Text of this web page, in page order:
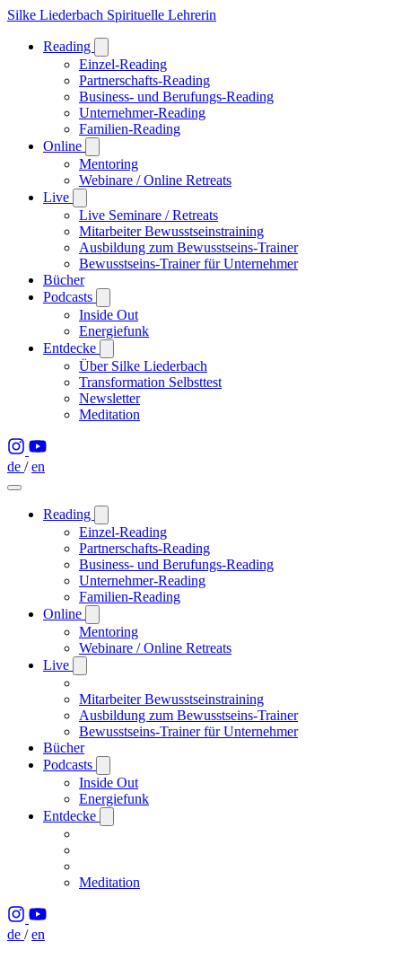
Silke Liederbach Spirituelle Lehrerin
Reading
Einzel-Reading
Partnerschafts-Reading
Business- und Berufungs-Reading
Unternehmer-Reading
Familien-Reading
Online
Mentoring
Webinare / Online Retreats
Live
Live Seminare / Retreats
Mitarbeiter Bewusstseinstraining
Ausbildung zum Bewusstseins-Trainer
Bewusstseins-Trainer für Unternehmer
Bücher
Podcasts
Inside Out
Energiefunk
Entdecke
Über Silke Liederbach
Transformation Selbsttest
Newsletter
Meditation
de / en
Reading
Einzel-Reading
Partnerschafts-Reading
Business- und Berufungs-Reading
Unternehmer-Reading
Familien-Reading
Online
Mentoring
Webinare / Online Retreats
Live
Mitarbeiter Bewusstseinstraining
Ausbildung zum Bewusstseins-Trainer
Bewusstseins-Trainer für Unternehmer
Bücher
Podcasts
Inside Out
Energiefunk
Entdecke
Meditation
de / en